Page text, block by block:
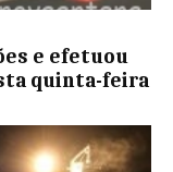
e efetuou
quinta-feira